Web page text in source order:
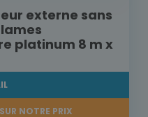
externe sans
platinum 8 m x
NOTRE PRIX